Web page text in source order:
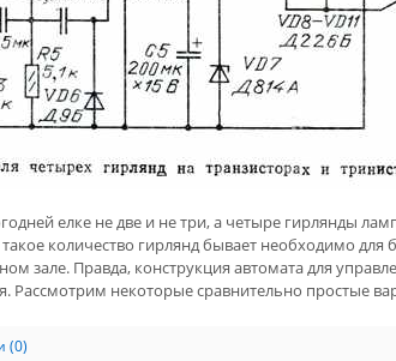
елке не две и не три, а четыре гирлянды
количество гирлянд бывает необходимо для
зале. Правда, конструкция автомата для
Рассмотрим некоторые сравнительно простые
(0)